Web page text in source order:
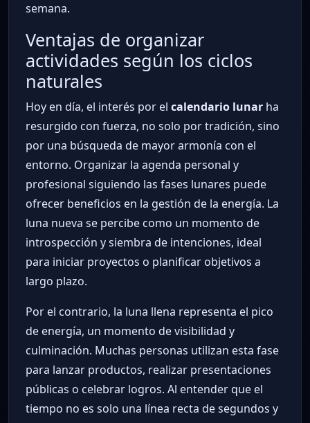
semana.
Ventajas de organizar
actividades según los ciclos
naturales
Hoy en día, el interés por el calendario lunar ha
resurgido con fuerza, no solo por tradición, sino
por una búsqueda de mayor armonía con el
entorno. Organizar la agenda personal y
profesional siguiendo las fases lunares puede
ofrecer beneficios en la gestión de la energía. La
luna nueva se percibe como un momento de
introspección y siembra de intenciones, ideal
para iniciar proyectos o planificar objetivos a
largo plazo.
Por el contrario, la luna llena representa el pico
de energía, un momento de visibilidad y
culminación. Muchas personas utilizan esta fase
para lanzar productos, realizar presentaciones
públicas o celebrar logros. Al entender que el
tiempo no es solo una línea recta de segundos y